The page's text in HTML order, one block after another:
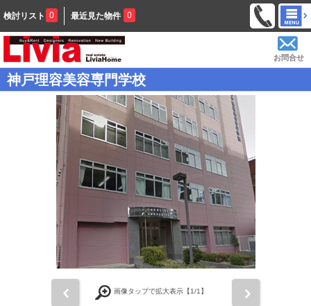
検討リスト 0 最近見た物件 0
お問合せ
神戸理容美容専門学校
画像タップで拡大表示【1/1】